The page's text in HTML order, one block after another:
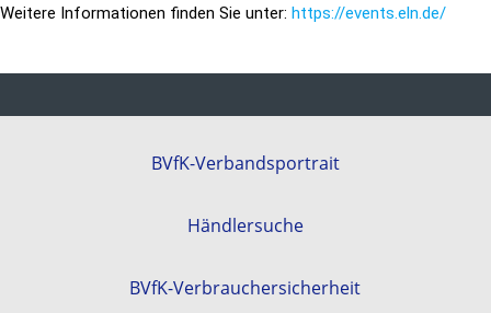
Weitere Informationen finden Sie unter: https://events.eln.de/
BVfK-Verbandsportrait
Händlersuche
BVfK-Verbrauchersicherheit